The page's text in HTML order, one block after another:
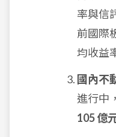
率與信
前國際
均收益
國內不
進行中
105 億